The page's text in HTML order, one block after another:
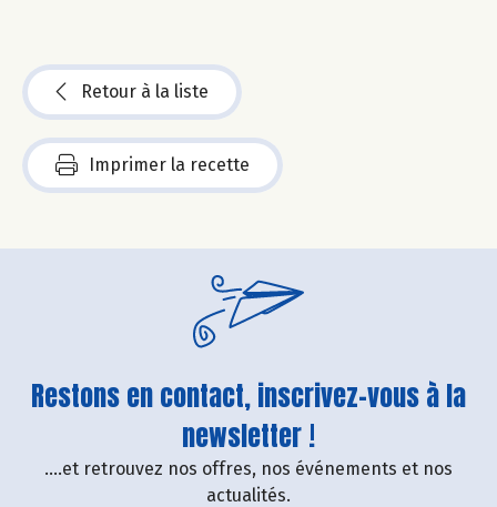
Retour à la liste
Imprimer la recette
Restons en contact, inscrivez-vous à la
newsletter !
....et retrouvez nos offres, nos événements et nos
actualités.